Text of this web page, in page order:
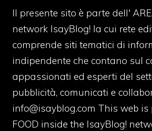
Il presente sito è parte dell'
network IsayBlog! la cui rete
comprende siti tematici di
indipendente che contano sul
appassionati ed esperti del
pubblicità, comunicati e
info@isayblog.com This web is
FOOD inside the IsayBlog!